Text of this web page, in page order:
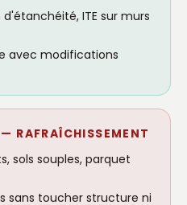
ITE sur murs
avec modifications
RAFRAÎCHISSEMENT
sols souples, parquet
sans toucher structure ni